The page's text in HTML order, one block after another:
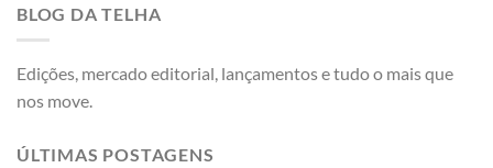
BLOG DA TELHA
Edições, mercado editorial, lançamentos e tudo o mais que
nos move.
ÚLTIMAS POSTAGENS